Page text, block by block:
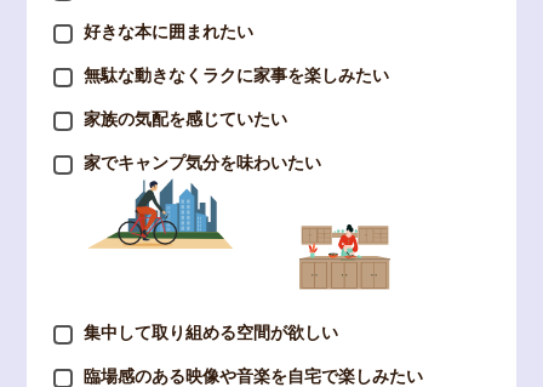
好きな本に囲まれたい
無駄な動きなくラクに家事を楽しみたい
家族の気配を感じていたい
家でキャンプ気分を味わいたい
集中して取り組める空間が欲しい
臨場感のある映像や音楽を自宅で楽しみたい